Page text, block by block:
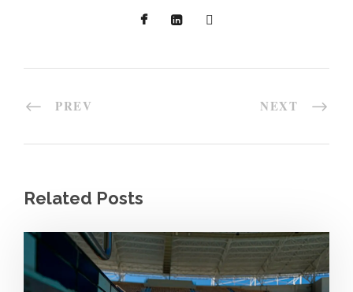
PREV NEXT
Related Posts